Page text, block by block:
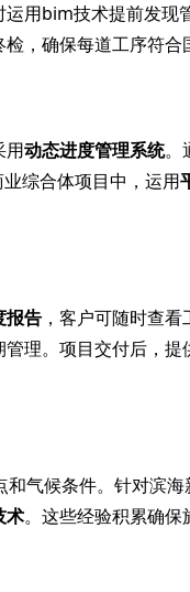
用bim技术提前发现
，确保每道工序符合
用动态进度管理系统。
综合体项目中，运用
报告 ，客户可随时查
理。项目交付后，提
气候条件。针对滨
术。这些经验积累确保